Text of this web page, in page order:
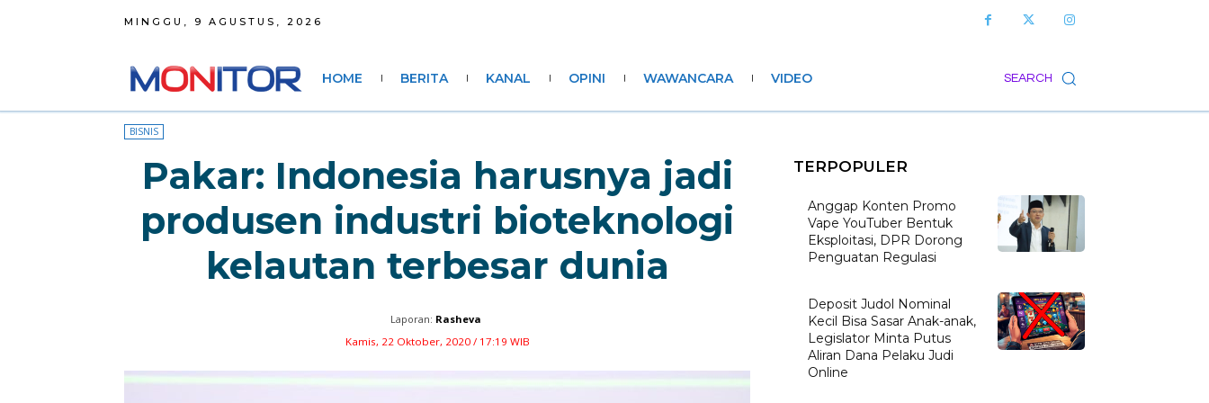
MINGGU, 9 AGUSTUS, 2026
SEARCH
HOME BERITA KANAL OPINI WAWANCARA VIDEO
BISNIS
Pakar: Indonesia harusnya jadi
produsen industri bioteknologi
kelautan terbesar dunia
Laporan: Rasheva
Kamis, 22 Oktober, 2020 / 17:19 WIB
TERPOPULER
Anggap Konten Promo
Vape YouTuber Bentuk
Eksploitasi, DPR Dorong
Penguatan Regulasi
Deposit Judol Nominal
Kecil Bisa Sasar Anak-anak,
Legislator Minta Putus
Aliran Dana Pelaku Judi
Online